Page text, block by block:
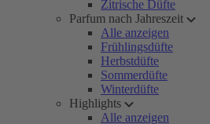
Zitrische Düfte
Parfum nach Jahreszeit
Alle anzeigen
Frühlingsdüfte
Herbstdüfte
Sommerdüfte
Winterdüfte
Highlights
Alle anzeigen